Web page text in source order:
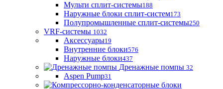
Мульти сплит-системы188
Наружные блоки сплит-систем173
Полупромышленные сплит-системы250
VRF-системы 1032
Аксессуары19
Внутренние блоки576
Наружные блоки437
Дренажные помпы 32
Aspen Pump31